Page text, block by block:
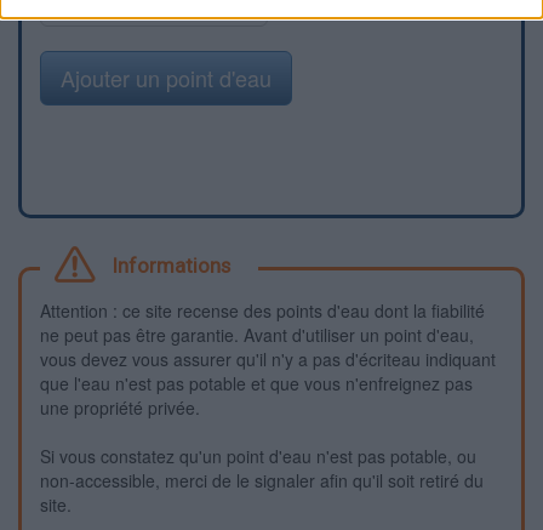
Ajouter un point d'eau
Informations
Attention : ce site recense des points d'eau dont la fiabilité
ne peut pas être garantie. Avant d'utiliser un point d'eau,
vous devez vous assurer qu'il n'y a pas d'écriteau indiquant
que l'eau n'est pas potable et que vous n'enfreignez pas
une propriété privée.
Si vous constatez qu'un point d'eau n'est pas potable, ou
non-accessible, merci de le signaler afin qu'il soit retiré du
site.